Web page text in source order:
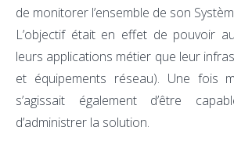
de monitorer l’ensemble de son
L’objectif était en effet de pouvoir
leurs applications métier que leur
et équipements réseau). Une fois
s’agissait également d’être
d’administrer la solution.